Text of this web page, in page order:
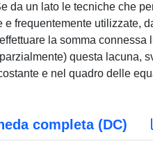
da un lato le tecniche che
frequentemente utilizzate,
la somma connessa
questa lacuna,
e nel quadro delle
completa (DC)